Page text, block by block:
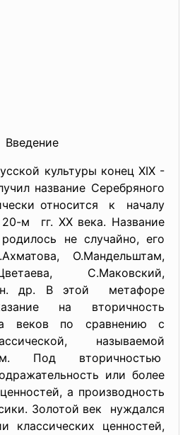
Введение
культуры конец XIX -
название Серебряного
относится к началу
м гг. XX века. Название
не случайно, его
О.Мандельштам,
С.Маковский,
др. В этой метафоре
на вторичность
веков по сравнению с
называемой
Под вторичностью
или более
а производность
Золотой век нуждался
классических ценностей,